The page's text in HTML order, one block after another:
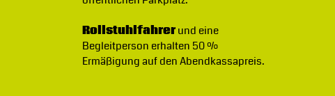
Rollstuhlfahrerund eine
Begleitperson erhalten 50 %
Ermäßigung auf den Abendkassapreis.